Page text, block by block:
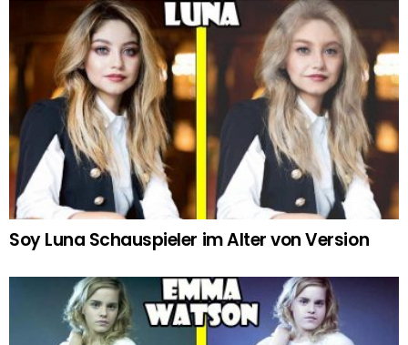
Soy Luna Schauspieler im Alter von Version